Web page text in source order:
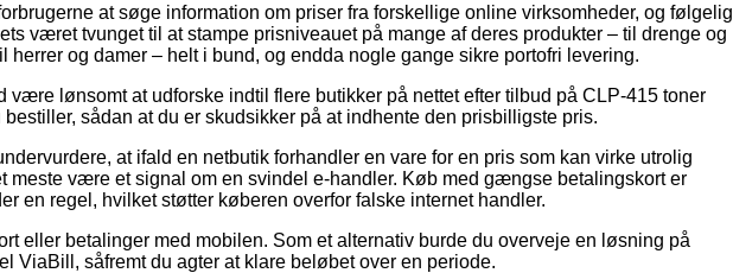
at søge information om priser fra forskellige online virksomheder, og følgelig
været tvunget til at stampe prisniveauet på mange af deres produkter – til drenge og
herrer og damer – helt i bund, og endda nogle gange sikre portofri levering.
være lønsomt at udforske indtil flere butikker på nettet efter tilbud på CLP-415 toner
bestiller, sådan at du er skudsikker på at indhente den prisbilligste pris.
at ifald en netbutik forhandler en vare for en pris som kan virke utrolig
meste være et signal om en svindel e-handler. Køb med gængse betalingskort er
en regel, hvilket støtter køberen overfor falske internet handler.
eller betalinger med mobilen. Som et alternativ burde du overveje en løsning på
ViaBill, såfremt du agter at klare beløbet over en periode.